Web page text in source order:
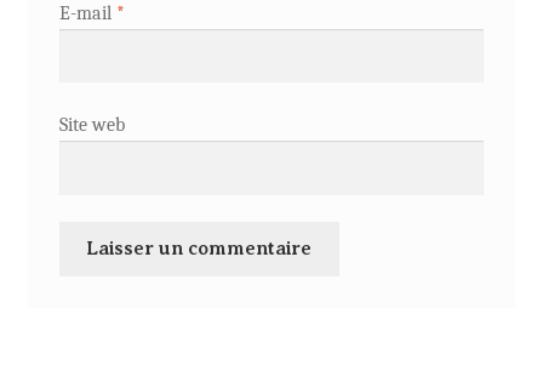
E-mail *
Site web